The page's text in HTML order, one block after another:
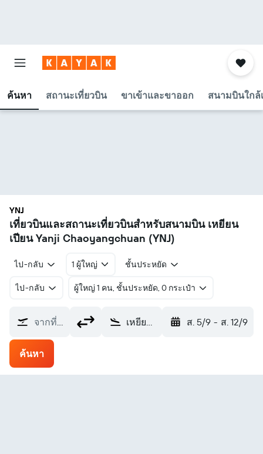
ค้นหา สถานะเที่ยวบิน ขาเข้าและขาออก สนามบินใกล้
YNJ
เที่ยวบินและสถานะเที่ยวบินสำหรับสนามบิน เหยียน
เปียน Yanji Chaoyangchuan (YNJ)
ไป-กลับ 1 ผู้ใหญ่ ชั้นประหยัด
ไป-กลับ ผู้ใหญ่ 1 คน, ชั้นประหยัด, 0 กระเป๋า
จากที่ไหน? เหยียนเปียน Yanji Chaoyangchuan (YNJ) ส. 5/9 - ส. 12/9
ค้นหา